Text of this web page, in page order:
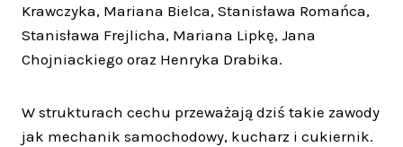
Krawczyka, Mariana Bielca, Stanisława Romańca,
Stanisława Frejlicha, Mariana Lipkę, Jana
Chojniackiego oraz Henryka Drabika.
W strukturach cechu przeważają dziś takie zawody
jak mechanik samochodowy, kucharz i cukiernik.